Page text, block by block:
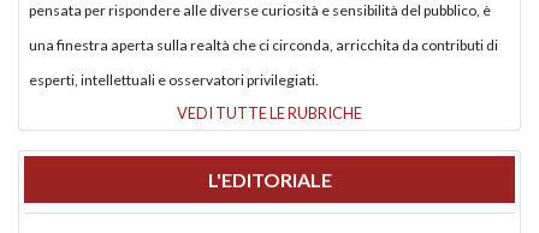
pensata per rispondere alle diverse curiosità e sensibilità del pubblico, è
una finestra aperta sulla realtà che ci circonda, arricchita da contributi di
esperti, intellettuali e osservatori privilegiati.
VEDI TUTTE LE RUBRICHE
L'EDITORIALE